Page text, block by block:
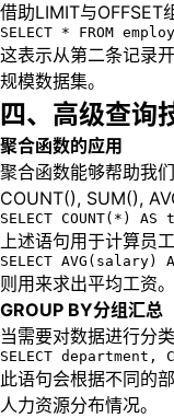
借助LIMIT与OFFSET
SELECT * FROM
这表示从第二条记录
规模数据集。
四、高级查询
聚合函数的应用
聚合函数能够帮助我
COUNT(), SUM(),
SELECT COUNT(*)
上述语句用于计算员工
SELECT AVG(salary)
则用来求出平均工资。
GROUP BY分组汇总
当需要对数据进行分
SELECT department,
此语句会根据不同的
人力资源分布情况。